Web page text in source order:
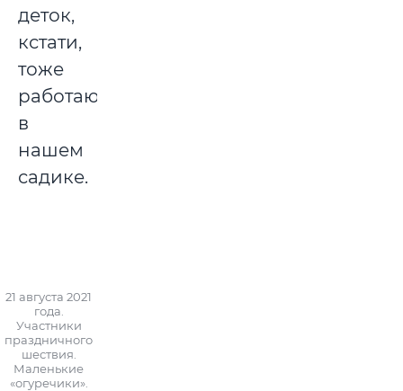
деток,
кстати,
тоже
работаю
в
нашем
садике.
21 августа 2021
года.
Участники
праздничного
шествия.
Маленькие
«огуречики».